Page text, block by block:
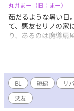
丸井まー（旧：まー）
茹だるような暑い日
て、悪友セリノの家
り、あるのは魔導扇
達の熱い闘いが今
さんでも公開してお
BL 短編 リバ
悪友